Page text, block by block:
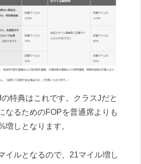
特典はこれです。クラスJだと
なるためのFOPを普通席よりも
増しとなります。
イルとなるので、21マイル増し